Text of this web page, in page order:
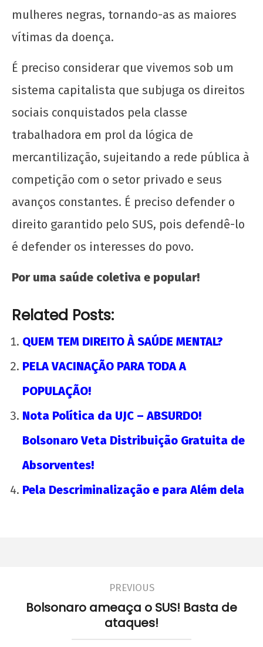
mulheres negras, tornando-as as maiores
vítimas da doença.
É preciso considerar que vivemos sob um
sistema capitalista que subjuga os direitos
sociais conquistados pela classe
trabalhadora em prol da lógica de
mercantilização, sujeitando a rede pública à
competição com o setor privado e seus
avanços constantes. É preciso defender o
direito garantido pelo SUS, pois defendê-lo
é defender os interesses do povo.
Por uma saúde coletiva e popular!
Related Posts:
QUEM TEM DIREITO À SAÚDE MENTAL?
PELA VACINAÇÃO PARA TODA A
POPULAÇÃO!
Nota Política da UJC – ABSURDO!
Bolsonaro Veta Distribuição Gratuita de
Absorventes!
Pela Descriminalização e para Além dela
PREVIOUS
Bolsonaro ameaça o SUS! Basta de
ataques!